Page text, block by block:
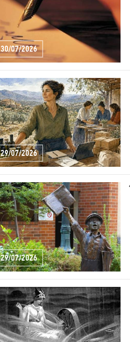
30/07/2026
29/07/2026
29/07/2026